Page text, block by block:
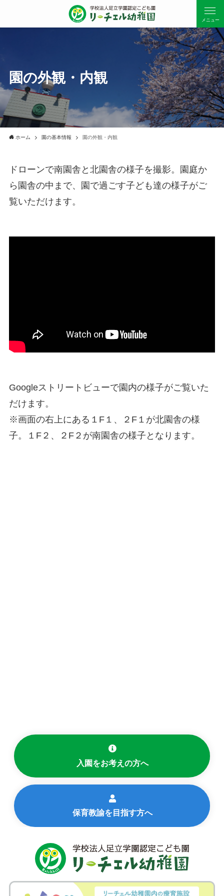
メニュー
園の外観・内観
ホーム 園の基本情報 園の外観・内観
ドローンで南園舎と北園舎の様子を撮影。園庭か
ら園舎の中まで、園で過ごす子ども達の様子がご
覧いただけます。
Googleストリートビューで園内の様子がご覧いた
だけます。
※画面の右上にある１F１、２F１が北園舎の様
子。１F２、２F２が南園舎の様子となります。
入園をお考えの方へ
保育教諭を目指す方へ